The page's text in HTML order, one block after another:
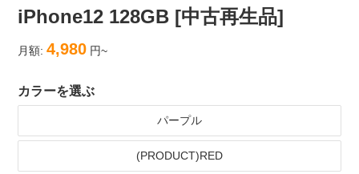
iPhone12 128GB [中古再生品]
月額: 4,980 円~
カラーを選ぶ
パープル
(PRODUCT)RED